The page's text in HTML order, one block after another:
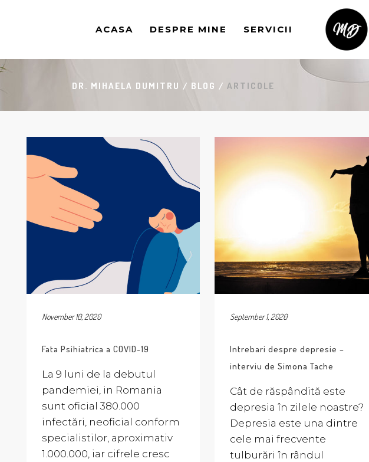
ACASA DESPRE MINE SERVICII
DR. MIHAELA DUMITRU / BLOG / ARTICOLE
November 10, 2020
Fata Psihiatrica a COVID-19
La 9 luni de la debutul
pandemiei, in Romania
sunt oficial 380.000
infectări, neoficial conform
specialistilor, aproximativ
1.000.000, iar cifrele cresc
September 1, 2020
Intrebari despre depresie –
interviu de Simona Tache
Cât de răspândită este
depresia în zilele noastre?
Depresia este una dintre
cele mai frecvente
tulburări în rândul